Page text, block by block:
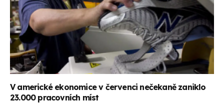
V americké ekonomice v červenci nečekaně zaniklo
23.000 pracovních míst